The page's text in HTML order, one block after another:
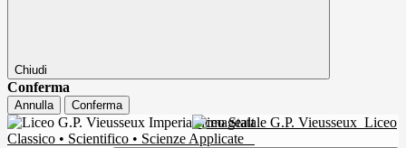
Chiudi
Conferma
Annulla Conferma
Liceo Statale G.P. Vieusseux Liceo
Classico • Scientifico • Scienze Applicate